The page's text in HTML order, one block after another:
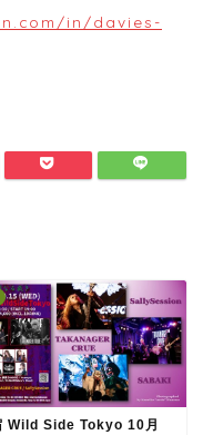
in/davies-
Wild Side Tokyo 10月